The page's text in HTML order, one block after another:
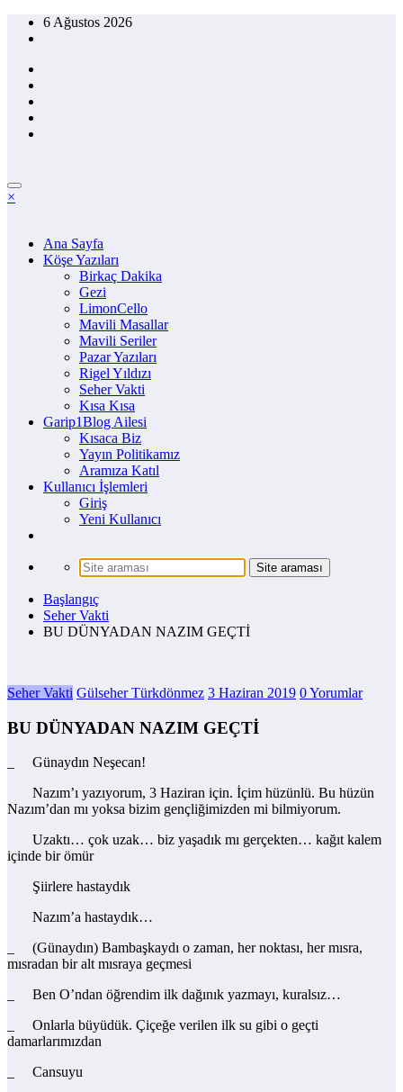
İçeriğe6 Ağustos 2026
×
Ana Sayfa
Köşe Yazıları
Birkaç Dakika
Gezi
LimonCello
Mavili Masallar
Mavili Seriler
Pazar Yazıları
Rigel Yıldızı
Seher Vakti
Kısa Kısa
Garip1Blog Ailesi
Kısaca Biz
Yayın Politikamız
Aramıza Katıl
Kullanıcı İşlemleri
Giriş
Yeni Kullanıcı
Başlangıç
Seher Vakti
BU DÜNYADAN NAZIM GEÇTİ
Seher Vakti Gülseher Türkdönmez 3 Haziran 2019 0 Yorumlar
BU DÜNYADAN NAZIM GEÇTİ
_ Günaydın Neşecan!
Nazım’ı yazıyorum, 3 Haziran için. İçim hüzünlü. Bu hüzün
Nazım’dan mı yoksa bizim gençliğimizden mi bilmiyorum.
Uzaktı… çok uzak… biz yaşadık mı gerçekten… kağıt kalem
içinde bir ömür
Şiirlere hastaydık
Nazım’a hastaydık…
_ (Günaydın) Bambaşkaydı o zaman, her noktası, her mısra,
mısradan bir alt mısraya geçmesi
_ Ben O’ndan öğrendim ilk dağınık yazmayı, kuralsız…
_ Onlarla büyüdük. Çiçeğe verilen ilk su gibi o geçti
damarlarımızdan
_ Cansuyu